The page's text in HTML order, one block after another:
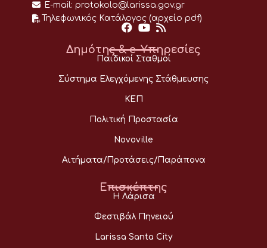
E-mail: protokolo@larissa.gov.gr
Τηλεφωνικός Κατάλογος (αρχείο pdf)
Δημότης & e-Υπηρεσίες
Παιδικοί Σταθμοί
Σύστημα Ελεγχόμενης Στάθμευσης
ΚΕΠ
Πολιτική Προστασία
Novoville
Αιτήματα/Προτάσεις/Παράπονα
Επισκέπτης
Η Λάρισα
Φεστιβάλ Πηνειού
Larissa Santa City